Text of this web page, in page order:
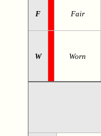
F Fair
W Worn